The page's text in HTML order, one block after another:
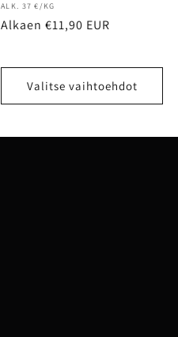
Myyjä:
ALK. 37 €/KG
Normaalihinta
Alkaen €11,90 EUR
Valitse vaihtoehdot